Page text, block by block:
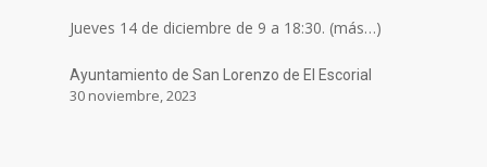
Jueves 14 de diciembre de 9 a 18:30. (más…)
Ayuntamiento de San Lorenzo de El Escorial
30 noviembre, 2023